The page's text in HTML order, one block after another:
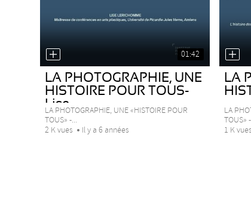
01:42
LA PHOTOGRAPHIE, UNE
HISTOIRE POUR TOUS-
Lise...
LA PHOTOGRAPHIE, UNE «HISTOIRE POUR
TOUS» -...
2 K vues
Il y a 6 années
LA
LA
TOUS»
1 K vues